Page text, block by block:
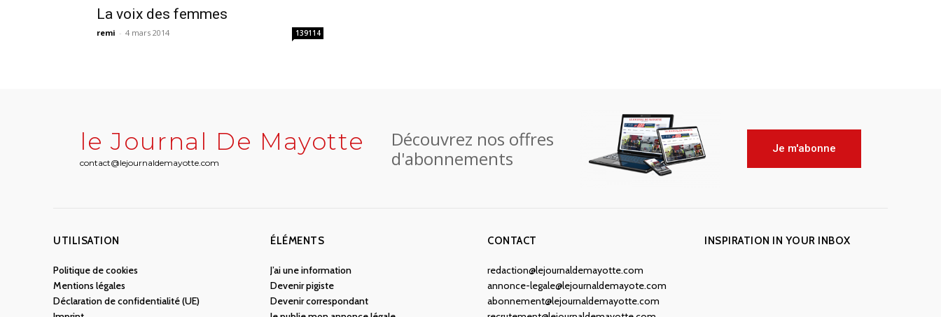
La voix des femmes
remi - 4 mars 2014 139114
le Journal De Mayotte
contact@lejournaldemayotte.com
Découvrez nos offres
d'abonnements
Je m'abonne
UTILISATION
Politique de cookies
Mentions légales
Déclaration de confidentialité (UE)
ÉLÉMENTS
J’ai une information
Devenir pigiste
Devenir correspondant
CONTACT
redaction@lejournaldemayotte.com
annonce-legale@lejournaldemayote.com
abonnement@lejournaldemayotte.com
INSPIRATION IN YOUR INBOX